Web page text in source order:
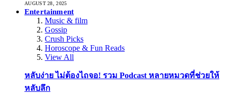
AUGUST 28, 2025
Entertainment
Music & film
Gossip
Crush Picks
Horoscope & Fun Reads
View All
หลับง่าย ไม่ต้องไถจอ! รวม Podcast หลายหมวดที่ช่วยให้
หลับลึก